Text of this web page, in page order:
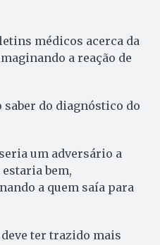
médicos acerca da
a reação de
saber do diagnóstico do
um adversário a
bem,
a quem saía para
ter trazido mais